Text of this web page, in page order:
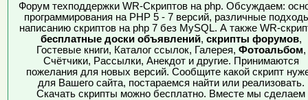
Форум техподдержки WR-Скриптов на php. Обсуждаем:
программирования на PHP 5 - 7 версий, различные
написанию скриптов на php 7 без MySQL. А также WR-
бесплатные доски объявлений, скрипты форумов,
Гостевые книги, Каталог ссылок, Галерея, Фотоальбом,
Счётчики, Рассылки, Анекдот и другие. Принимаются
пожелания для новых версий. Сообщите какой скрипт
для Вашего сайта, постараемся найти или реализовать.
Скачать скрипты можно бесплатно. Вместе мы сделаем